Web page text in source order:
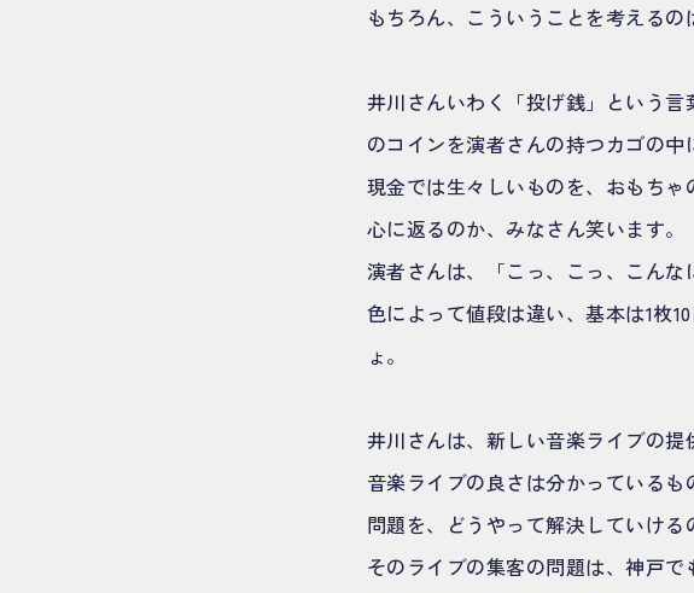
もちろん、こういうことを考えるの
井川さんいわく「投げ銭」という
のコインを演者さんの持つカゴの中
現金では生々しいものを、おもち
心に返るのか、みなさん笑います。
演者さんは、「こっ、こっ、こん
色によって値段は違い、基本は1枚
ょ。
井川さんは、新しい音楽ライブの提
音楽ライブの良さは分かっている
問題を、どうやって解決していける
そのライブの集客の問題は、神戸